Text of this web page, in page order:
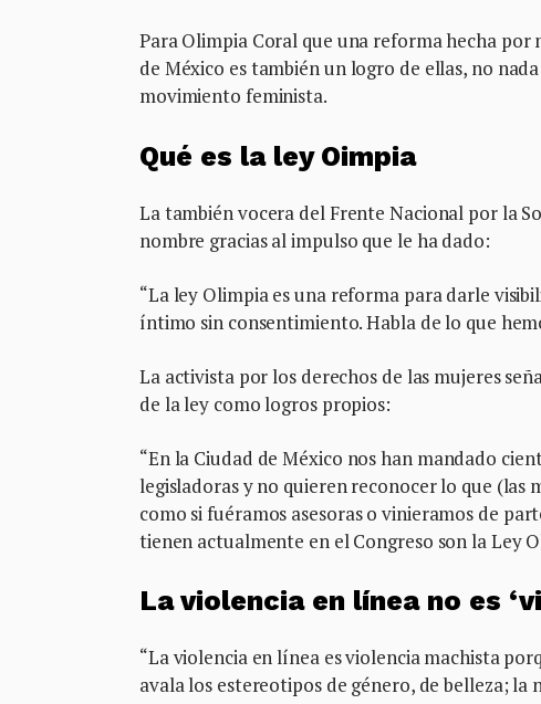
Para Olimpia Coral que una reforma hecha por
de México es también un logro de ellas, no
movimiento feminista.
Qué es la ley Oimpia
La también vocera del Frente Nacional por la
nombre gracias al impulso que le ha dado:
“La ley Olimpia es una reforma para darle
íntimo sin consentimiento. Habla de lo que
La activista por los derechos de las mujeres
de la ley como logros propios:
“En la Ciudad de México nos han mandado
legisladoras y no quieren reconocer lo que (las
como si fuéramos asesoras o vinieramos de
tienen actualmente en el Congreso son la Ley
La violencia en línea no es
“La violencia en línea es violencia machista
avala los estereotipos de género, de belleza;